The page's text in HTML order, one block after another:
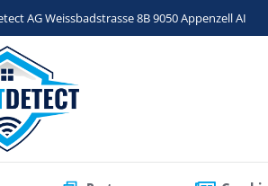
AG Weissbadstrasse 8B 9050 Appenzell AI